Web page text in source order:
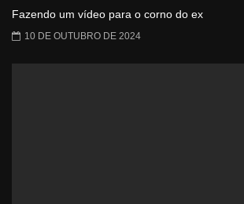
Fazendo um vídeo para o corno do ex
10 DE OUTUBRO DE 2024